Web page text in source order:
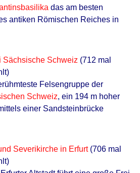
das am besten
antiken Römischen Reiches in
Sächsische Schweiz (712 mal
Felsengruppe der
Schweiz, ein 194 m hoher
einer Sandsteinbrücke
Severikirche in Erfurt(706 mal